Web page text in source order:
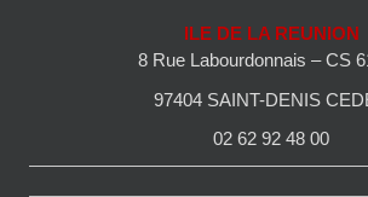
ILE DE LA REUNION
8 Rue Labourdonnais – CS
97404 SAINT-DENIS
02 62 92 48 00